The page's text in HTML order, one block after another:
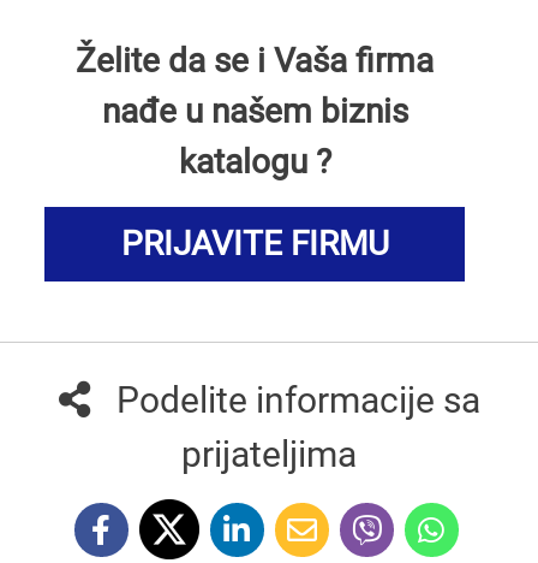
Želite da se i Vaša firma
nađe u našem biznis
katalogu ?
PRIJAVITE FIRMU
Podelite informacije sa
prijateljima